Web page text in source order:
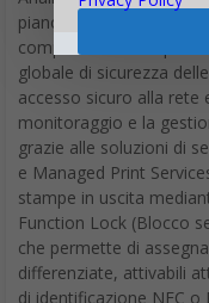
piano di sicurezza è
compromettere la
globale di sicurezza
accesso sicuro alla rete
monitoraggio e la
grazie alle soluzioni di
e Managed Print
stampe in uscita
Function Lock (Blocco
che permette di
differenziate, attivabili
di identificazione NFC o